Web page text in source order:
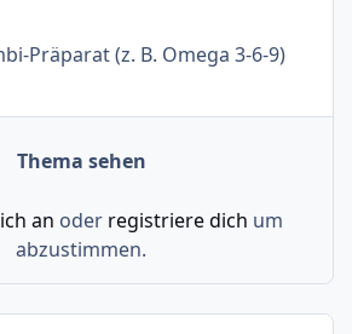
Präparat (z. B. Omega 3-6-9): 9%
Thema sehen
an oder registriere dich um
abzustimmen.